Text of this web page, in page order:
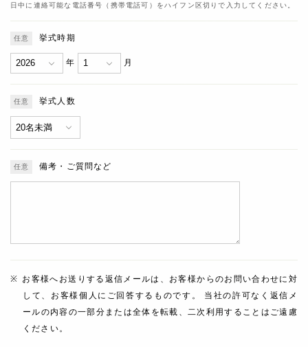
日中に連絡可能な電話番号（携帯電話可）をハイフン区切りで入力してください。
挙式時期
年 月
挙式人数
備考・ご質問など
お客様へお送りする返信メールは、お客様からのお問い合わせに対
して、お客様個人にご回答するものです。 当社の許可なく返信メ
ールの内容の一部分または全体を転載、二次利用することはご遠慮
ください。